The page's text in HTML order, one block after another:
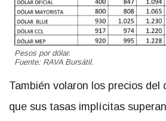
Pesos por dólar.
Fuente: RAVA Bursátil.
También volaron los precios del
que sus tasas implícitas